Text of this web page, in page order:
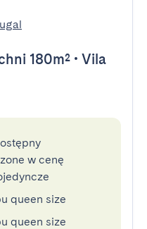
180m² • Vila
w cenę
queen size
queen size